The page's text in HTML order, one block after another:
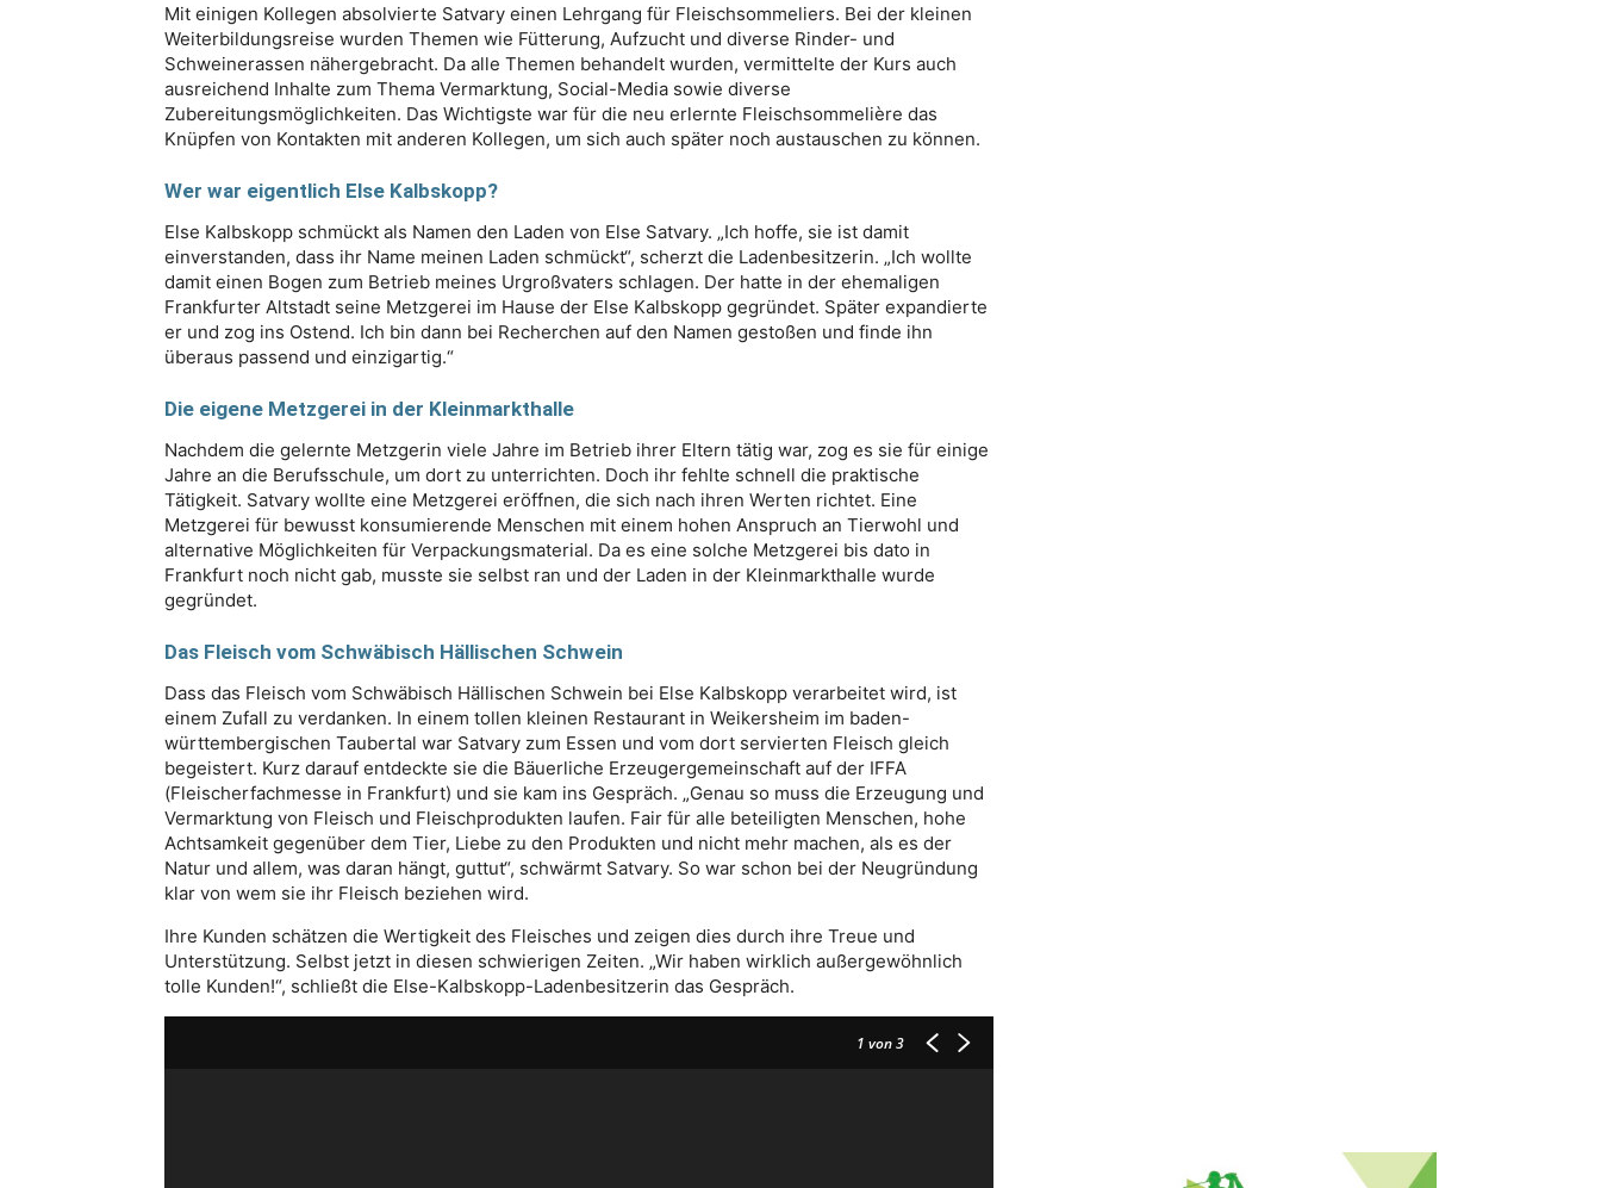
Mit einigen Kollegen absolvierte Satvary einen Lehrgang für Fleischsommeliers. Bei der kleinen
Weiterbildungsreise wurden Themen wie Fütterung, Aufzucht und diverse Rinder- und
Schweinerassen nähergebracht. Da alle Themen behandelt wurden, vermittelte der Kurs auch
ausreichend Inhalte zum Thema Vermarktung, Social-Media sowie diverse
Zubereitungsmöglichkeiten. Das Wichtigste war für die neu erlernte Fleischsommelière das
Knüpfen von Kontakten mit anderen Kollegen, um sich auch später noch austauschen zu können.
Wer war eigentlich Else Kalbskopp?
Else Kalbskopp schmückt als Namen den Laden von Else Satvary. „Ich hoffe, sie ist damit
einverstanden, dass ihr Name meinen Laden schmückt“, scherzt die Ladenbesitzerin. „Ich wollte
damit einen Bogen zum Betrieb meines Urgroßvaters schlagen. Der hatte in der ehemaligen
Frankfurter Altstadt seine Metzgerei im Hause der Else Kalbskopp gegründet. Später expandierte
er und zog ins Ostend. Ich bin dann bei Recherchen auf den Namen gestoßen und finde ihn
überaus passend und einzigartig.“
Die eigene Metzgerei in der Kleinmarkthalle
Nachdem die gelernte Metzgerin viele Jahre im Betrieb ihrer Eltern tätig war, zog es sie für einige
Jahre an die Berufsschule, um dort zu unterrichten. Doch ihr fehlte schnell die praktische
Tätigkeit. Satvary wollte eine Metzgerei eröffnen, die sich nach ihren Werten richtet. Eine
Metzgerei für bewusst konsumierende Menschen mit einem hohen Anspruch an Tierwohl und
alternative Möglichkeiten für Verpackungsmaterial. Da es eine solche Metzgerei bis dato in
Frankfurt noch nicht gab, musste sie selbst ran und der Laden in der Kleinmarkthalle wurde
gegründet.
Das Fleisch vom Schwäbisch Hällischen Schwein
Dass das Fleisch vom Schwäbisch Hällischen Schwein bei Else Kalbskopp verarbeitet wird, ist
einem Zufall zu verdanken. In einem tollen kleinen Restaurant in Weikersheim im baden-
württembergischen Taubertal war Satvary zum Essen und vom dort servierten Fleisch gleich
begeistert. Kurz darauf entdeckte sie die Bäuerliche Erzeugergemeinschaft auf der IFFA
(Fleischerfachmesse in Frankfurt) und sie kam ins Gespräch. „Genau so muss die Erzeugung und
Vermarktung von Fleisch und Fleischprodukten laufen. Fair für alle beteiligten Menschen, hohe
Achtsamkeit gegenüber dem Tier, Liebe zu den Produkten und nicht mehr machen, als es der
Natur und allem, was daran hängt, guttut“, schwärmt Satvary. So war schon bei der Neugründung
klar von wem sie ihr Fleisch beziehen wird.
Ihre Kunden schätzen die Wertigkeit des Fleisches und zeigen dies durch ihre Treue und
Unterstützung. Selbst jetzt in diesen schwierigen Zeiten. „Wir haben wirklich außergewöhnlich
tolle Kunden!“, schließt die Else-Kalbskopp-Ladenbesitzerin das Gespräch.
1 von 3